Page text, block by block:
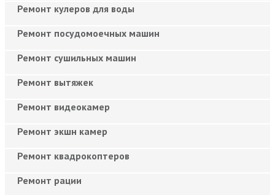
Ремонт кулеров для воды
Ремонт посудомоечных машин
Ремонт сушильных машин
Ремонт вытяжек
Ремонт видеокамер
Ремонт экшн камер
Ремонт квадрокоптеров
Ремонт рации